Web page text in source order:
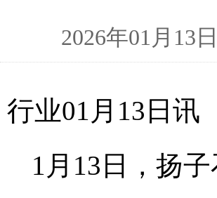
2026年01月
行业01月13日讯
1月13日，扬